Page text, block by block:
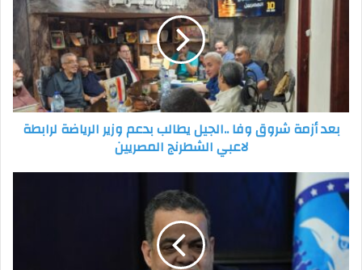
شروق
..الجيل
الرياضة
لرابطة
المصريين
بعد أزمة شروق وفا ..الجيل يطالب بدعم وزير الرياضة لرابطة
لاعبي الشطرنج المصريين
هلال:
الدبلوماسية
المصرية
تحولت
من
الدفاع